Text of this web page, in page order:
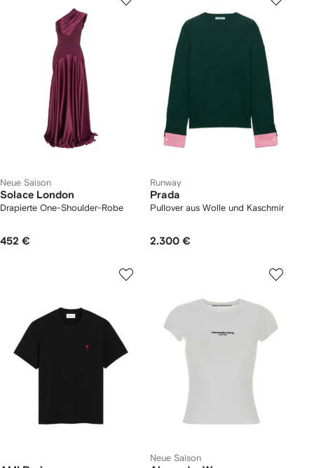
Neue Saison
Solace London
Drapierte One-Shoulder-Robe
452 €
Runway
Prada
Pullover aus Wolle und Kaschmir
2.300 €
Neue Saison